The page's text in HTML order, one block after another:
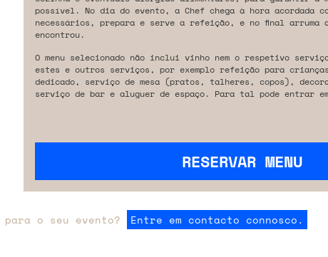
possível. No dia do evento, a Chef chega à hora acordada
necessários, prepara e serve a refeição, e no final arruma a
encontrou.
O menu selecionado não inclui vinho nem o respetivo
estes e outros serviços, por exemplo refeição para
dedicado, serviço de mesa (pratos, talheres, copos),
serviço de bar e aluguer de espaço. Para tal pode entrar
RESERVAR MENU
o seu evento? Entre em contacto connosco.